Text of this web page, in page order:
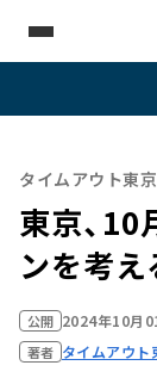
タイムアウト東
東京、
ンを考
公開 2024年10月
著者 タイムアウト